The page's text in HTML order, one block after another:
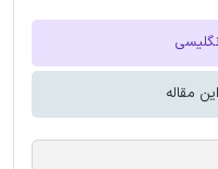
مقاله